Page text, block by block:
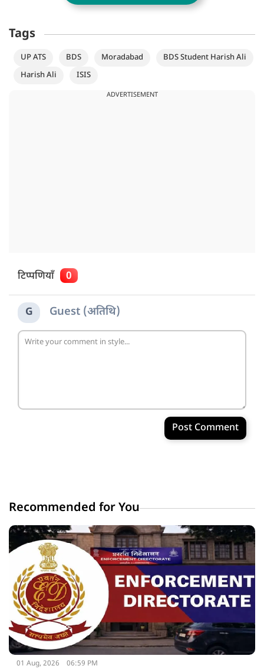
Tags
UP ATS BDS Moradabad
BDS Student Harish Ali
Harish Ali
ISIS
ADVERTISEMENT
टिप्पणियाँ 0
G Guest (अतिथि)
Post Comment
Recommended for You
01 Aug, 2026 06:59 PM